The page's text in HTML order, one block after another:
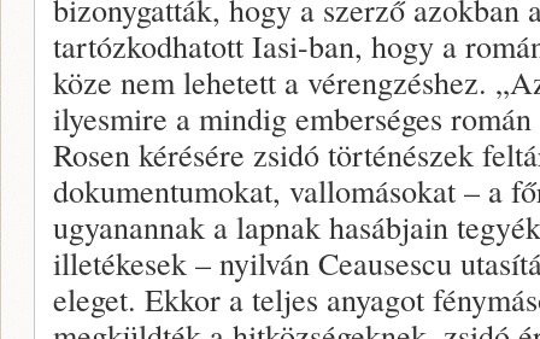
bizonygatták, hogy a szerző azokban
tartózkodhatott Iasi-ban, hogy a
köze nem lehetett a vérengzéshez.
ilyesmire a mindig emberséges
Rosen kérésére zsidó történészek
dokumentumokat, vallomásokat – a
ugyanannak a lapnak hasábjain
illetékesek – nyilván Ceausescu
eleget. Ekkor a teljes anyagot